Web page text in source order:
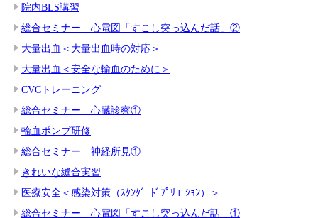
院内BLS講習
総合セミナー 心電図「すこし突っ込んだ話」②
大量出血＜大量出血時の対応＞
大量出血＜安全な輸血のために＞
CVCトレーニング
総合セミナー 心臓診察①
輸血ポンプ研修
総合セミナー 神経所見①
きれいな縫合実習
医療安全＜感染対策（ｽﾀﾝﾀﾞｰﾄﾞﾌﾟﾘｺｰｼｮﾝ）＞
総合セミナー 心電図「すこし突っ込んだ話」①